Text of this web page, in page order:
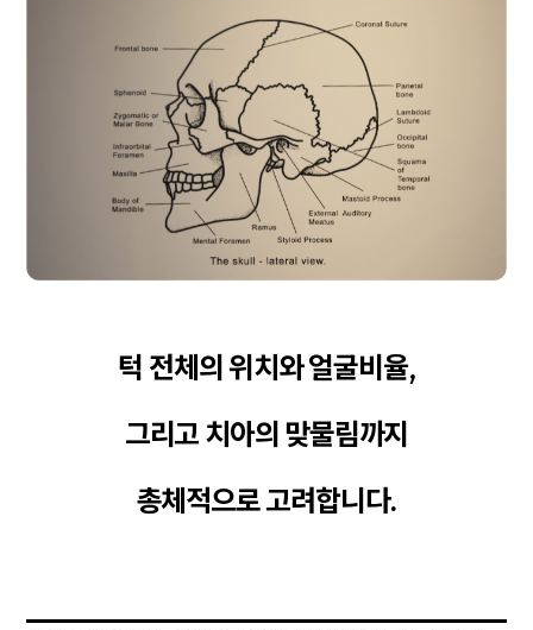
턱 전체의 위치와 얼굴비율,
그리고 치아의 맞물림까지
총체적으로 고려합니다.